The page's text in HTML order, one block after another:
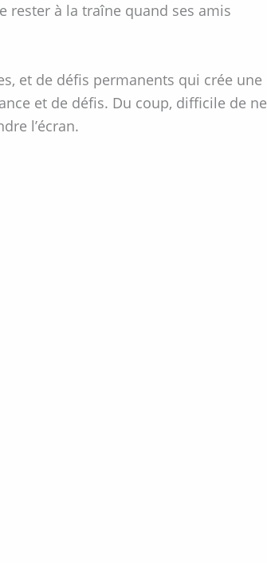
rester à la traîne quand ses amis
et de défis permanents qui crée une
et de défis. Du coup, difficile de ne
l’écran.